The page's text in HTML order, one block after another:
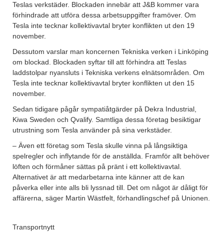
Teslas verkstäder. Blockaden innebär att J&B kommer vara
förhindrade att utföra dessa arbetsuppgifter framöver. Om
Tesla inte tecknar kollektivavtal bryter konflikten ut den 19
november.
Dessutom varslar man koncernen Tekniska verken i Linköping
om blockad. Blockaden syftar till att förhindra att Teslas
laddstolpar nyansluts i Tekniska verkens elnätsområden. Om
Tesla inte tecknar kollektivavtal bryter konflikten ut den 15
november.
Sedan tidigare pågår sympatiåtgärder på Dekra Industrial,
Kiwa Sweden och Qvalify. Samtliga dessa företag besiktigar
utrustning som Tesla använder på sina verkstäder.
– Även ett företag som Tesla skulle vinna på långsiktiga
spelregler och inflytande för de anställda. Framför allt behöver
löften och förmåner sättas på pränt i ett kollektivavtal.
Alternativet är att medarbetarna inte känner att de kan
påverka eller inte alls bli lyssnad till. Det om något är dåligt för
affärerna, säger Martin Wästfelt, förhandlingschef på Unionen.
Transportnytt